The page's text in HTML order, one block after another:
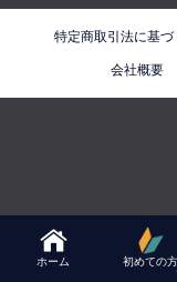
特定商取引法に基づ
会社概要
ホーム 初めての方